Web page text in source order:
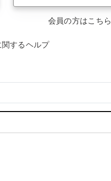
会員の方はこちら
関するヘルプ